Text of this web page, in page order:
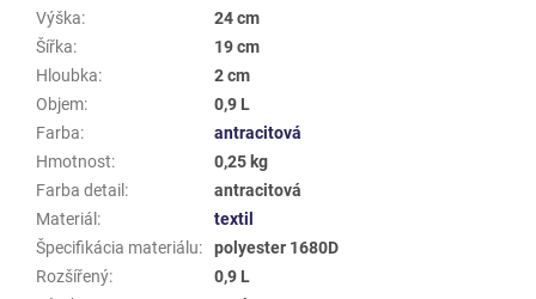
Výška:
24 cm
Šířka:
19 cm
Hloubka:
2 cm
Objem:
0,9 L
Farba:
antracitová
Hmotnost:
0,25 kg
Farba detail :
antracitová
Materiál :
textil
Špecifikácia materiálu:
polyester 1680D
Rozšířený:
0,9 L